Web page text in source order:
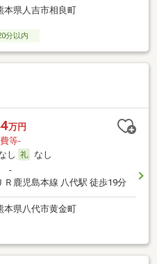
本県人吉市相良町
分以内
万円
等-
し
なし
-
ＪＲ鹿児島本線 八代駅 徒歩19分
本県八代市黄金町